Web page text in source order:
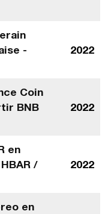
-
2022
Coin
BNB
2022
en
/
2022
en